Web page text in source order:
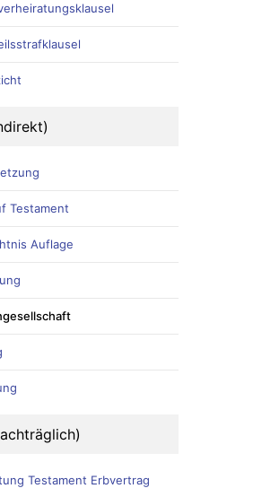
Testament
Auflage
Testament Erbvertrag